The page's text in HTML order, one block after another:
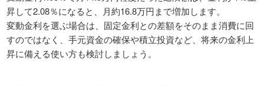
昇して2.08％になると、月約16.8万円まで増加します。
変動金利を選ぶ場合は、固定金利との差額をそのまま消費に回
すのではなく、手元資金の確保や積立投資など、将来の金利上
昇に備える使い方も検討しましょう。